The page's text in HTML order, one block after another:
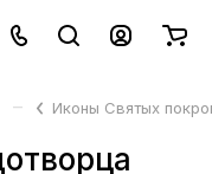
– Иконы Святых